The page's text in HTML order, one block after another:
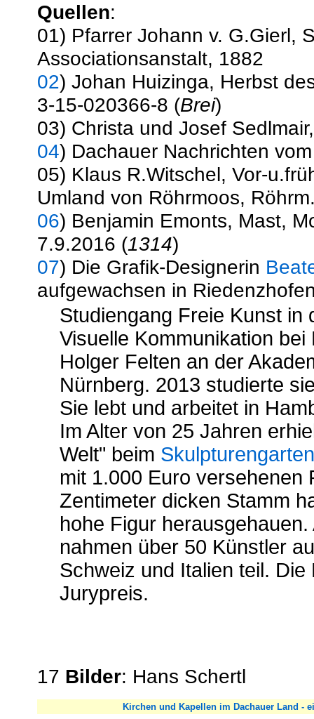
Quellen:
01) Pfarrer Johann v. G.Gierl,
Associationsanstalt, 1882
02) Johan Huizinga, Herbst
3-15-020366-8 (Brei)
03) Christa und Josef
04) Dachauer Nachrichten
05) Klaus R.Witschel, Vor-
Umland von Röhrmoos,
06) Benjamin Emonts, Mast,
7.9.2016 (1314)
07) Die Grafik-Designerin
aufgewachsen in
Studiengang Freie Kunst
Visuelle Kommunikation
Holger Felten an der
Nürnberg. 2013 studierte
Sie lebt und arbeitet in
Im Alter von 25 Jahren
Welt" beim
mit 1.000 Euro versehenen
Zentimeter dicken Stamm
hohe Figur
nahmen über 50 Künstler
Schweiz und Italien teil.
Jurypreis.
17 Bilder: Hans Schertl
Kirchen und Kapellen im Dachauer Land -